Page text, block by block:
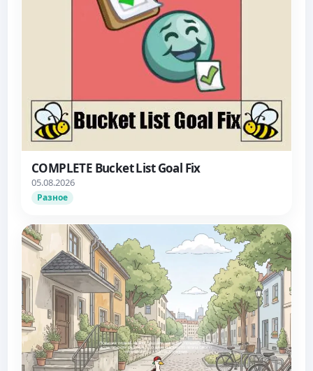
COMPLETE Bucket List Goal Fix
05.08.2026
Разное